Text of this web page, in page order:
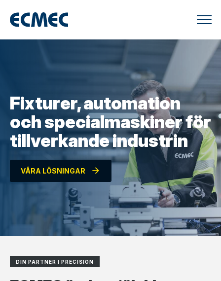
Fixturer, automation
och specialmaskiner för
tillverkande industrin
VÅRA LÖSNINGAR arrow_forward
DIN PARTNER I PRECISION